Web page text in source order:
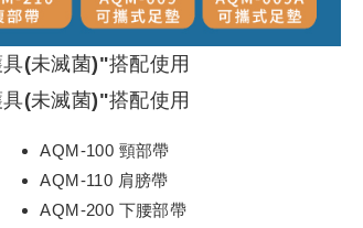
(未滅菌)"搭配使用
(未滅菌)"搭配使用
AQM-100 頸部帶
AQM-110 肩膀帶
AQM-200 下腰部帶